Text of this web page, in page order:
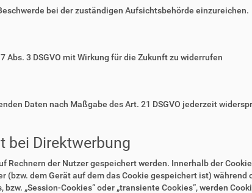
bei der zuständigen Aufsichtsbehörde einzureichen.
3 DSGVO mit Wirkung für die Zukunft zu widerrufen
Daten nach Maßgabe des Art. 21 DSGVO jederzeit
bei Direktwerbung
Rechnern der Nutzer gespeichert werden. Innerhalb der
(bzw. dem Gerät auf dem das Cookie gespeichert ist)
„Session-Cookies“ oder „transiente Cookies“, werden